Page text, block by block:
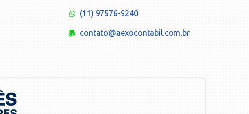
(11) 97576-9240
contato@aexocontabil.com.br